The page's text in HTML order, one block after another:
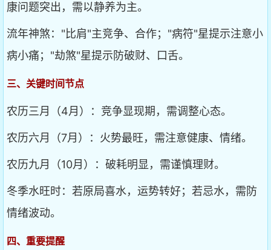
康问题突出，需以静养为主。
流年神煞："比肩"主竞争、合作；"病符"星提示注意小
病小痛；"劫煞"星提示防破财、口舌。
三、关键时间节点
农历三月（4月）：竞争显现期，需调整心态。
农历六月（7月）：火势最旺，需注意健康、情绪。
农历九月（10月）：破耗明显，需谨慎理财。
冬季水旺时：若原局喜水，运势转好；若忌水，需防
情绪波动。
四、重要提醒